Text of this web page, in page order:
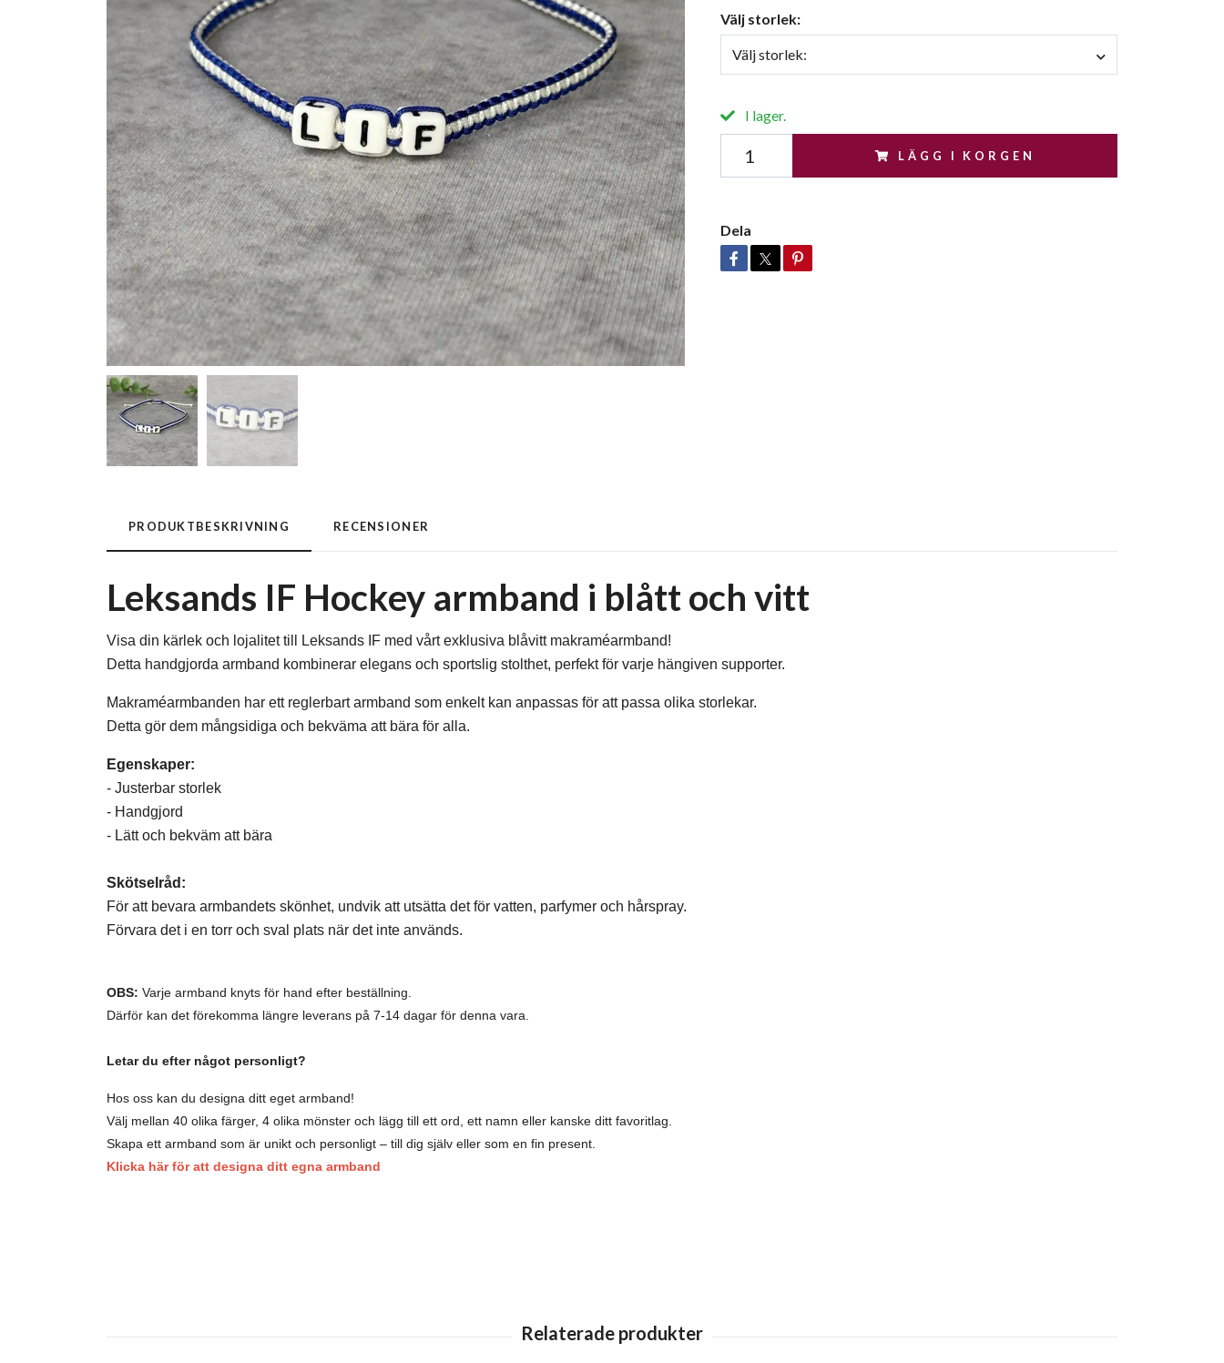
Välj storlek:
Välj storlek:
I lager.
LÄGG I KORGEN
Dela
PRODUKTBESKRIVNING RECENSIONER
Leksands IF Hockey armband i blått och vitt
Visa din kärlek och lojalitet till Leksands IF med vårt exklusiva blåvitt makraméarmband!
Detta handgjorda armband kombinerar elegans och sportslig stolthet, perfekt för varje hängiven supporter.
Makraméarmbanden har ett reglerbart armband som enkelt kan anpassas för att passa olika storlekar.
Detta gör dem mångsidiga och bekväma att bära för alla.
Egenskaper:
- Justerbar storlek
- Handgjord
- Lätt och bekväm att bära
Skötselråd:
För att bevara armbandets skönhet, undvik att utsätta det för vatten, parfymer och hårspray.
Förvara det i en torr och sval plats när det inte används.
OBS: Varje armband knyts för hand efter beställning.
Därför kan det förekomma längre leverans på 7-14 dagar för denna vara.
Letar du efter något personligt?
Hos oss kan du designa ditt eget armband!
Välj mellan 40 olika färger, 4 olika mönster och lägg till ett ord, ett namn eller kanske ditt favoritlag.
Skapa ett armband som är unikt och personligt – till dig själv eller som en fin present.
Klicka här för att designa ditt egna armband